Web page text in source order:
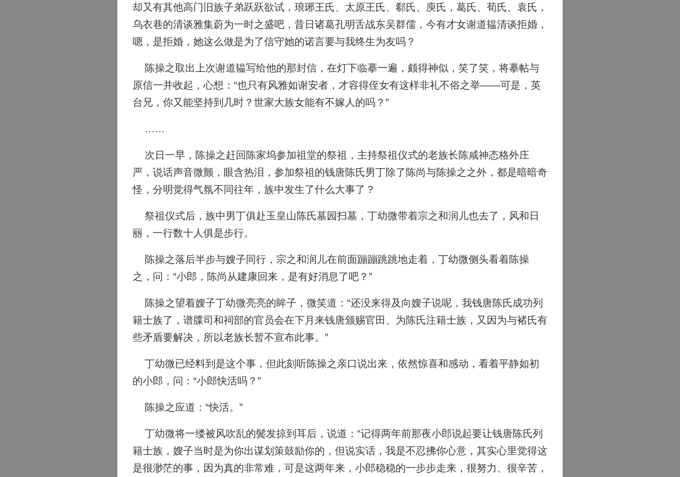
却又有其他高门旧族子弟跃跃欲试，琅琊王氏、太原王氏、郗氏、庾氏，葛氏、荀氏、袁氏，
乌衣巷的清谈雅集蔚为一时之盛吧，昔日诸葛孔明舌战东吴群儒，今有才女谢道韫清谈拒婚，
嗯，是拒婚，她这么做是为了信守她的诺言要与我终生为友吗？
陈操之取出上次谢道韫写给他的那封信，在灯下临摹一遍，颇得神似，笑了笑，将摹帖与
原信一并收起，心想：“也只有风雅如谢安者，才容得侄女有这样非礼不俗之举——可是，英
台兄，你又能坚持到几时？世家大族女能有不嫁人的吗？”
……
次日一早，陈操之赶回陈家坞参加祖堂的祭祖，主持祭祖仪式的老族长陈咸神态格外庄
严，说话声音微颤，眼含热泪，参加祭祖的钱唐陈氏男丁除了陈尚与陈操之之外，都是暗暗奇
怪，分明觉得气氛不同往年，族中发生了什么大事了？
祭祖仪式后，族中男丁俱赴玉皇山陈氏墓园扫墓，丁幼微带着宗之和润儿也去了，风和日
丽，一行数十人俱是步行。
陈操之落后半步与嫂子同行，宗之和润儿在前面蹦蹦跳跳地走着，丁幼微侧头看着陈操
之，问：“小郎，陈尚从建康回来，是有好消息了吧？”
陈操之望着嫂子丁幼微亮亮的眸子，微笑道：“还没来得及向嫂子说呢，我钱唐陈氏成功列
籍士族了，谱牒司和祠部的官员会在下月来钱唐颁赐官田、为陈氏注籍士族，又因为与褚氏有
些矛盾要解决，所以老族长暂不宣布此事。”
丁幼微已经料到是这个事，但此刻听陈操之亲口说出来，依然惊喜和感动，看着平静如初
的小郎，问：“小郎快活吗？”
陈操之应道：“快活。”
丁幼微将一缕被风吹乱的鬓发掠到耳后，说道：“记得两年前那夜小郎说起要让钱唐陈氏列
籍士族，嫂子当时是为你出谋划策鼓励你的，但说实话，我是不忍拂你心意，其实心里觉得这
是很渺茫的事，因为真的非常难，可是这两年来，小郎稳稳的一步步走来，很努力、很辛苦，